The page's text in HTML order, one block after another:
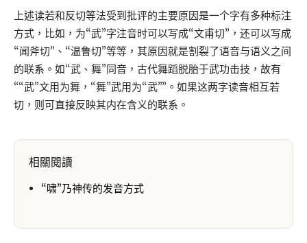
上述读若和反切等法受到批评的主要原因是一个字有多种标注
方式，比如，为“武”字注音时可以写成“文甫切”，还可以写成
“闻斧切”、“温鲁切”等等，其原因就是割裂了语音与语义之间
的联系。如“武、舞”同音，古代舞蹈脱胎于武功击技，故有
““武”文用为舞，“舞”武用为“武””。如果这两字读音相互若
切，则可直接反映其内在含义的联系。
相關閱讀
“啸”乃神传的发音方式